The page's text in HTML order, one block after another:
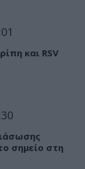
και RSV
σημείο στη